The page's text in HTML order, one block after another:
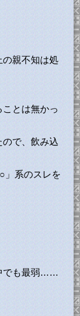
親不知は処
とは無かっ
で、飲み込
」系のスレを
でも最弱……